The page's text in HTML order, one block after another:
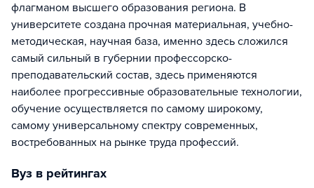
флагманом высшего образования региона. В
университете создана прочная материальная, учебно-
методическая, научная база, именно здесь сложился
самый сильный в губернии профессорско-
преподавательский состав, здесь применяются
наиболее прогрессивные образовательные технологии,
обучение осуществляется по самому широкому,
самому универсальному спектру современных,
востребованных на рынке труда профессий.
Вуз в рейтингах